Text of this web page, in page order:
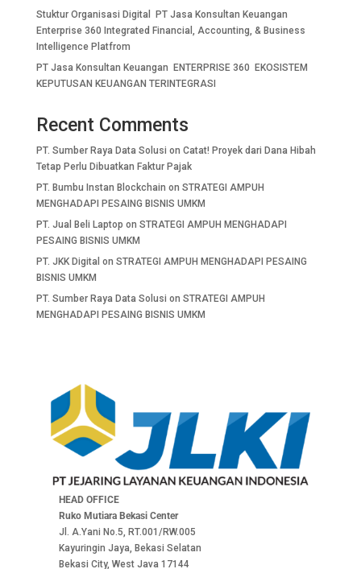
Stuktur Organisasi Digital PT Jasa Konsultan Keuangan
Enterprise 360 Integrated Financial, Accounting, & Business
Intelligence Platfrom
PT Jasa Konsultan Keuangan ENTERPRISE 360 EKOSISTEM
KEPUTUSAN KEUANGAN TERINTEGRASI
Recent Comments
PT. Sumber Raya Data Solusi on Catat! Proyek dari Dana Hibah
Tetap Perlu Dibuatkan Faktur Pajak
PT. Bumbu Instan Blockchain on STRATEGI AMPUH
MENGHADAPI PESAING BISNIS UMKM
PT. Jual Beli Laptop on STRATEGI AMPUH MENGHADAPI
PESAING BISNIS UMKM
PT. JKK Digital on STRATEGI AMPUH MENGHADAPI PESAING
BISNIS UMKM
PT. Sumber Raya Data Solusi on STRATEGI AMPUH
MENGHADAPI PESAING BISNIS UMKM
HEAD OFFICE
Ruko Mutiara Bekasi Center
Jl. A.Yani No.5, RT.001/RW.005
Kayuringin Jaya, Bekasi Selatan
Bekasi City, West Java 17144